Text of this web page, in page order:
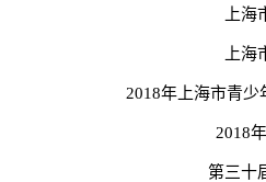
上
上
2018年上海市青少
2018
第三十